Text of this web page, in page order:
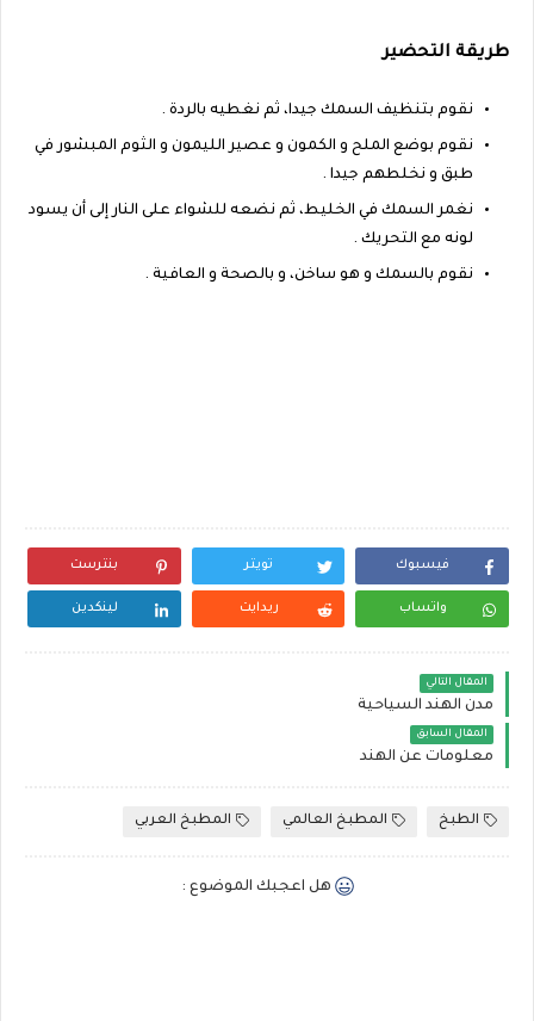
طريقة التحضير
نقوم بتنظيف السمك جيدا، ثم نغطيه بالردة .
نقوم بوضع الملح و الكمون و عصير الليمون و الثوم المبشور في
طبق و نخلطهم جيدا .
نغمر السمك في الخليط، ثم نضعه للشواء على النار إلى أن يسود
لونه مع التحريك .
نقوم بالسمك و هو ساخن، و بالصحة و العافية .
فيسبوك تويتر بنترست
واتساب ريدايت لينكدين
المقال التالي
مدن الهند السياحية
المقال السابق
معلومات عن الهند
الطبخ المطبخ العالمي المطبخ العربي
هل اعجبك الموضوع :